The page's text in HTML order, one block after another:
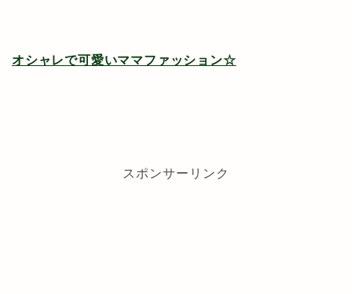
オシャレで可愛いママファッション☆
スポンサーリンク